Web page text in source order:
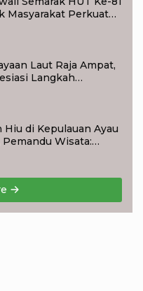
Masyarakat Perkuat
Laut Raja Ampat,
Langkah
Hiu di Kepulauan Ayau
Wisata: